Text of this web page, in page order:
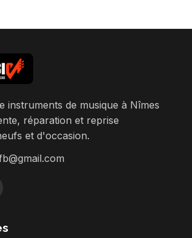
instruments de musique à Nîmes
réparation et reprise
et d'occasion.